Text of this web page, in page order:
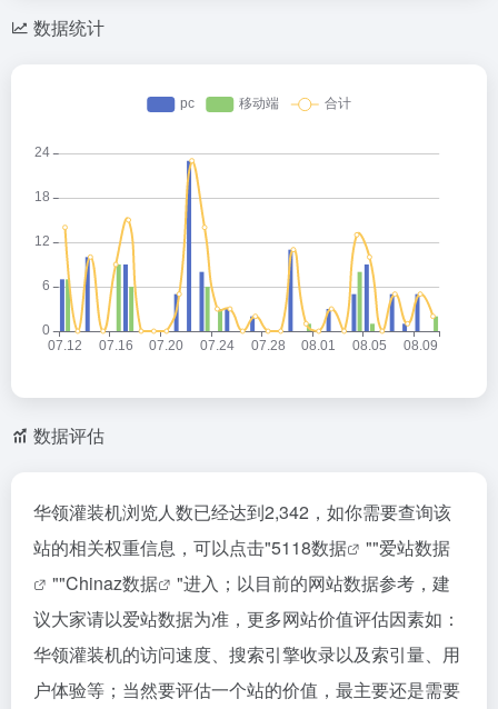
数据统计
数据评估
华领灌装机浏览人数已经达到2,342，如你需要查询该
站的相关权重信息，可以点击"5118数据 ""爱站数据
""Chinaz数据
"进入；以目前的网站数据参考，建
议大家请以爱站数据为准，更多网站价值评估因素如：
华领灌装机的访问速度、搜索引擎收录以及索引量、用
户体验等；当然要评估一个站的价值，最主要还是需要